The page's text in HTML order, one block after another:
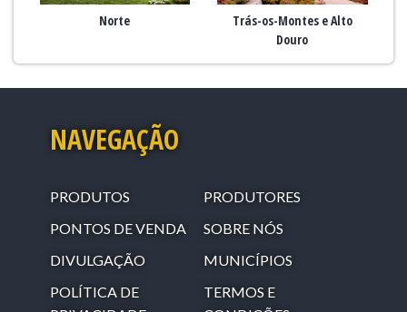
Norte
Trás-os-Montes e Alto
Douro
NAVEGAÇÃO
PRODUTOS
PRODUTORES
PONTOS DE VENDA
SOBRE NÓS
DIVULGAÇÃO
MUNICÍPIOS
POLÍTICA DE
TERMOS E